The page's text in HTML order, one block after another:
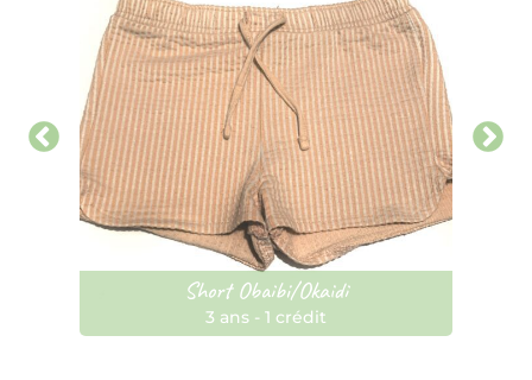
Short Obaibi/Okaidi
3 ans -1 crédit